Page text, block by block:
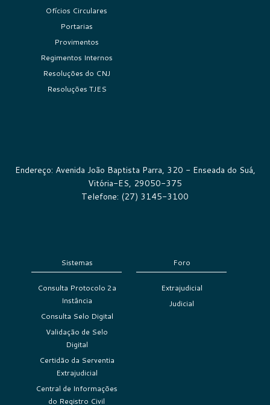
Ofícios Circulares
Portarias
Provimentos
Regimentos Internos
Resoluções do CNJ
Resoluções TJES
Endereço: Avenida João Baptista Parra, 320 - Enseada do Suá,
Vitória-ES, 29050-375
Telefone: (27) 3145-3100
Sistemas
Consulta Protocolo 2a
Instância
Consulta Selo Digital
Validação de Selo
Digital
Certidão da Serventia
Extrajudicial
Central de Informações
do Registro Civil
Foro
Extrajudicial
Judicial